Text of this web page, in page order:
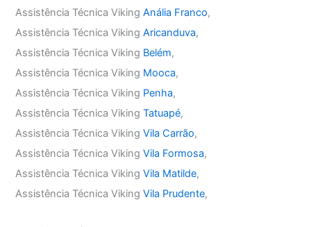
Assistência Técnica VikingAnália Franco,
Assistência Técnica VikingAricanduva,
Assistência Técnica Viking Belém,
Assistência Técnica Viking Mooca,
Assistência Técnica Viking Penha,
Assistência Técnica VikingTatuapé,
Assistência Técnica VikingVila Carrão,
Assistência Técnica VikingVila Formosa,
Assistência Técnica VikingVila Matilde,
Assistência Técnica VikingVila Prudente,